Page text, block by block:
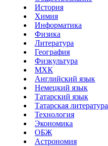
История
Химия
Информатика
Физика
Литература
География
Физкультура
МХК
Английский язык
Немецкий язык
Татарский язык
Татарская литература
Технология
Экономика
ОБЖ
Астрономия